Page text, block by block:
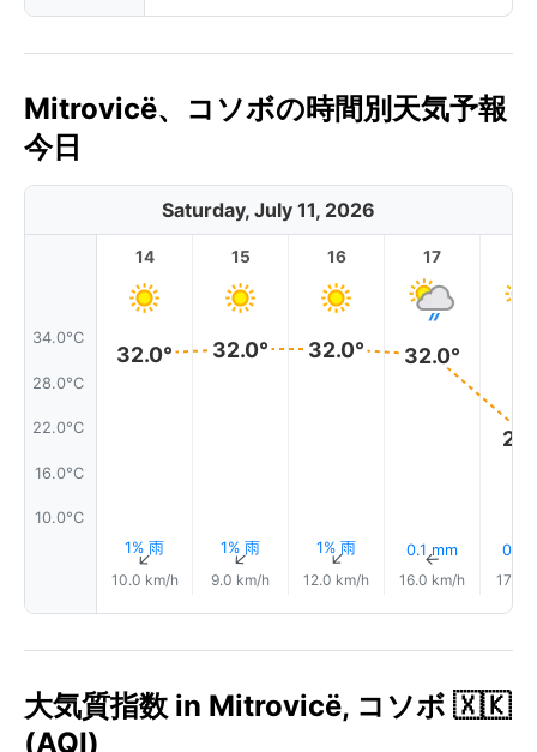
Mitrovicë、コソボの時間別天気予報
今日
Saturday, July 11, 2026
34.0°C
28.0°C
22.0°C
16.0°C
10.0°C
14
32.0°
1% 雨
↑
10.0 km/h
15
32.0°
1% 雨
↑
9.0 km/h
16
32.0°
1% 雨
↑
12.0 km/h
17
32.0°
0.1 mm
↑
16.0 km/h
0.1
17.0
大気質指数 in Mitrovicë, コソボ 🇽🇰
(AQI)